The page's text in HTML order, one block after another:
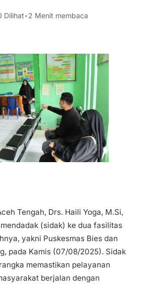
Dilihat•2 Menit membaca
Tengah, Drs. Haili Yoga, M.Si,
(sidak) ke dua fasilitas
yakni Puskesmas Bies dan
pada Kamis (07/08/2025). Sidak
memastikan pelayanan
berjalan dengan